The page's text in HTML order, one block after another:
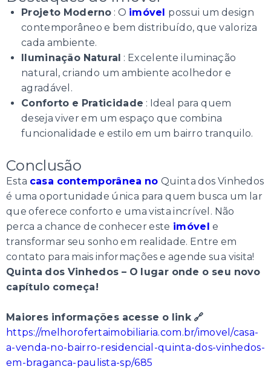
Projeto Moderno : O imóvel possui um design
contemporâneo e bem distribuído, que valoriza
cada ambiente.
Iluminação Natural : Excelente iluminação
natural, criando um ambiente acolhedor e
agradável.
Conforto e Praticidade : Ideal para quem
deseja viver em um espaço que combina
funcionalidade e estilo em um bairro tranquilo.
Conclusão
Esta casa contemporânea noQuinta dos Vinhedos
é uma oportunidade única para quem busca um lar
que oferece conforto e uma vista incrível. Não
perca a chance de conhecer este imóvele
transformar seu sonho em realidade. Entre em
contato para mais informações e agende sua visita!
Quinta dos Vinhedos – O lugar onde o seu novo
capítulo começa!
Maiores informações acesse o link 🔗
https://melhorofertaimobiliaria.com.br/imovel/casa-
a-venda-no-bairro-residencial-quinta-dos-vinhedos-
em-braganca-paulista-sp/685